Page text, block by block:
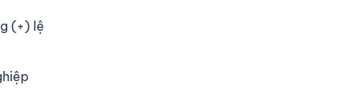
(+) lệ